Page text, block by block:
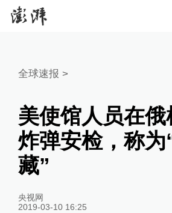
全球速报 >
美使馆人员在
炸弹安检，称为
藏”
央视网
2019-03-10 16:25